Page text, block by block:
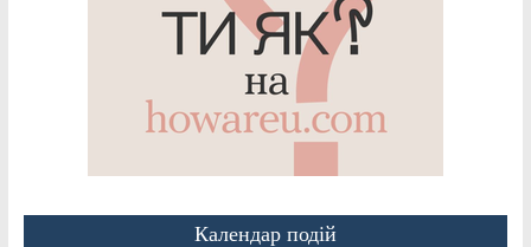
Календар подій